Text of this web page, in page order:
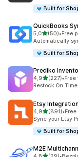
Built for
QuickBooks
5,0na 5(50)
Łączna liczba
•Free
Automatically
Built for
Prediko
4,9na 5(227)
Łączna liczba
•Free
Restock On
Etsy
4,9na 5(891)
Łączna liczba
•
Sync your Etsy
Built for
M2E
na 5